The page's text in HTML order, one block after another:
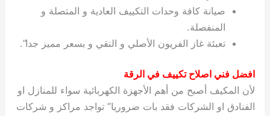
صيانة كافة وحدات التكييف العادية و المتصلة و
المنفصلة.
تعبئة غاز الفريون الأصلي و النقي و بسعر مميز جدا”.
افضل فني اصلاح تكييف في الرقة
لأن المكيف أصبح من أهم الأجهزة الكهربائية سواء للمنازل او
الفنادق او الشركات فقد بات ضروريا” تواجد مراكز و شركات